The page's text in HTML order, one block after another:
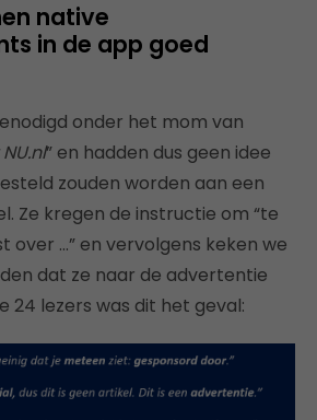
native
in de app goed
onder het mom van
” en hadden dus geen idee
zouden worden aan een
Ze kregen de instructie om “te
over …” en vervolgens keken we
dat ze naar de advertentie
24 lezers was dit het geval: